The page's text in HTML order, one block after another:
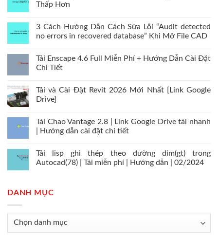
Thấp Hơn
3 Cách Hướng Dẫn Cách Sửa Lỗi “Audit detected
no errors in recovered database” Khi Mở File CAD
Tải Enscape 4.6 Full Miễn Phí + Hướng Dẫn Cài Đặt
Chi Tiết
Tải và Cài Đặt Revit 2026 Mới Nhất [Link Google
Drive]
Tải Chao Vantage 2.8 | Link Google Drive tải nhanh
| Hướng dẫn cài đặt chi tiết
Tải lisp ghi thép theo đường dim(gt) trong
Autocad(78) | Tải miễn phí | Hướng dẫn | 02/2024
DANH MỤC
Danh